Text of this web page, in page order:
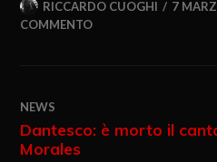
RICCARDO CUOGHI 7
COMMENTO
NEWS
Dantesco: è morto il
Morales